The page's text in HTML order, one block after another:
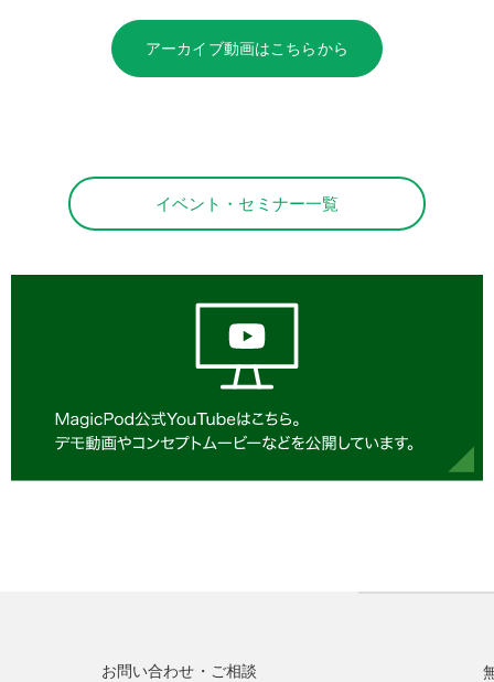
アーカイブ動画はこちらから
イベント・セミナー一覧
お問い合わせ・ご相談